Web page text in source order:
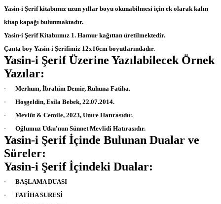
Yasin-i Şerifkitabımız uzun yıllar boyu okunabilmesi için ek olarak kalın
kitap kapağı bulunmaktadır.
Yasin-i ŞerifKitabıımız 1. Hamur kağıttan üretilmektedir.
Çanta boy Yasin-i Şerifimiz 12x16cm boyutlarındadır.
Yasin-i Şerif Üzerine Yazılabilecek Örnek
Yazılar:
·
Merhum, İbrahim Demir, Ruhuna Fatiha.
·
Hoşgeldin, Esila Bebek, 22.07.2014.
·
Mevlüt & Cemile, 2023, Umre Hatırasıdır.
·
Oğlumuz Utku'nun Sünnet Mevlidi Hatırasıdır.
Yasin-i Şerif İçinde Bulunan Dualar ve
Süreler:
Yasin-i Şerif İçindeki Dualar:
·
BAŞLAMA DUASI
·
FATİHA SURESİ